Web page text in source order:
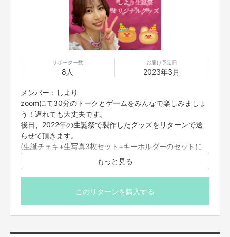
2015年4月 ミニアルバム「1000日前からI Love You!」でCDデビュー
2016年12月 1stシングル「ありがとうはほんの気持ちだよ」発売
2016年12月 なんばグランド花月でワンマンライブ開催
2017年8月 2ndシングル「スカッとサマラバ☆」発売
2018年4月 Zepp Nambaでワンマンライブ開催
2018年8月 3rdシングル「Dreamer」発売
2019年2月 1stアルバム「9」発売
「つぼみ大革命」に改名
2019年5月 4thシングル「走り出せ希望」発売
2019年10月 5thシングル「笑DNA」発売
ルミネtheよしもとでワンマンライブ開催
2019年12月 日本テレビ「女芸人No.1決定戦THE W2019」決勝進出
2020年3月 6thシングル「恋愛ランチ」発売
2020年10月7日 つんく♂全面プロデュース！7thシングル「逆襲の
2020年12月24日 なんばグランド花月にて「つぼみ大革命ワンマンツアー
～夢でも見なきゃやってられない～」開催
2021年3月3日 2ndアルバム「最強つぼみDX」発売！
サポーター数
8人
お届け予定日
2023年3月
メンバー：しより
zoomにて30分のトークとゲームをみんなで楽しみましょ
う！遅れても大丈夫です。
後日、2022年の生誕祭で製作したグッズをリターンで送
らせて頂きます。
(生誕チェキ+生写真3枚セット+キーホルダーのセットに
なります。チェキと写真は宛名とサインを入れさせて頂き
ます。)
※プロジェクト本文の末尾に記載されている【ご支援にあた
ってのご注意事項】を必ずご一読ください。
もっと見る
このリターンを購入する